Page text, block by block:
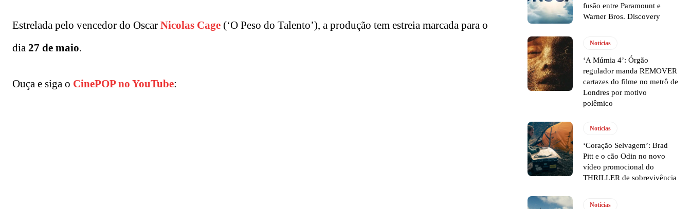
Estrelada pelo vencedor do Oscar Nicolas Cage (‘O Peso do Talento’), a produção tem estreia marcada para o
dia 27 de maio.
Ouça e siga o CinePOP no YouTube:
fusão entre Paramount e
Warner Bros. Discovery
Notícias
‘A Múmia 4’: Órgão
regulador manda REMOVER
cartazes do filme no metrô de
Londres por motivo
polêmico
Notícias
‘Coração Selvagem’: Brad
Pitt e o cão Odin no novo
vídeo promocional do
THRILLER de sobrevivência
Notícias